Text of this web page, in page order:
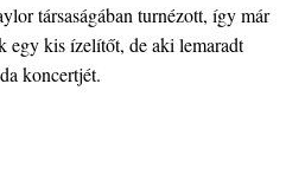
társaságában turnézott, így már
egy kis ízelítőt, de aki lemaradt
koncertjét.